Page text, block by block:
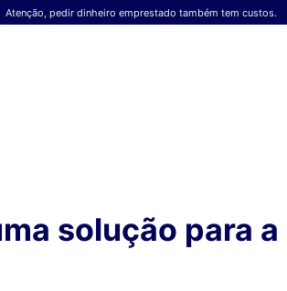
Atenção, pedir dinheiro emprestado também tem custos.
solução para